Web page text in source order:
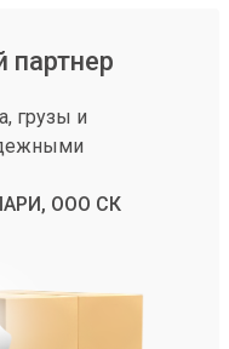
грузы и
ООО СК